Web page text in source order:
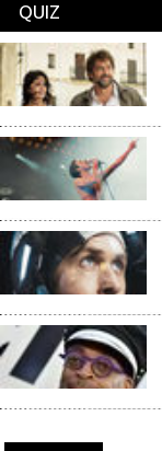
QUIZ